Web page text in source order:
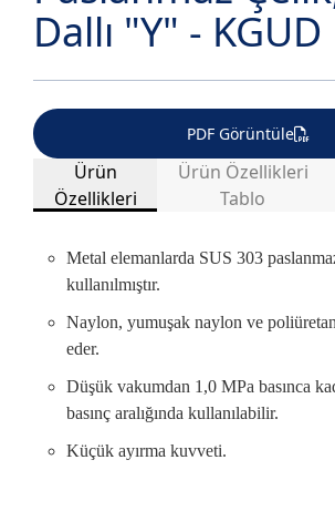
Dallı "Y" - KGUD
Ürün
Özellikleri
Ürün Özellikleri
Tablo
PDF Görüntüle
Metal elemanlarda SUS 303
kullanılmıştır.
Naylon, yumuşak naylon ve
eder.
Düşük vakumdan 1,0 MPa basınca
basınç aralığında kullanılabilir.
Küçük ayırma kuvveti.
ÇİMENTO, BETON KİMYASAL MADDE